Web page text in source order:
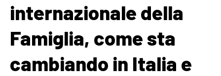
internazionale della
Famiglia, come sta
cambiando in Italia e